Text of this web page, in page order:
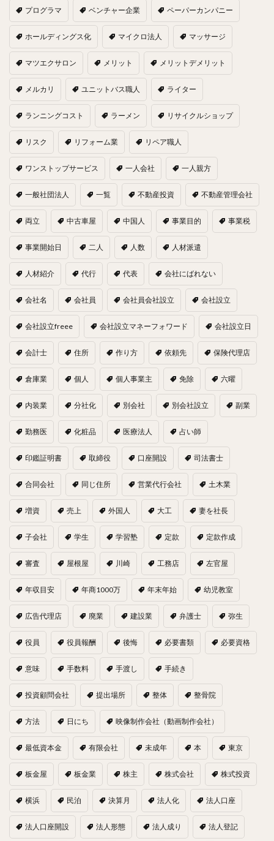
プログラマ ベンチャー企業 ペーパーカンパニー
ホールディングス化 マイクロ法人 マッサージ
マツエクサロン メリット メリットデメリット
メルカリ ユニットバス職人 ライター
ランニングコスト ラーメン リサイクルショップ
リスク リフォーム業 リペア職人
ワンストップサービス 一人会社 一人親方
一般社団法人 一覧 不動産投資 不動産管理会社
両立 中古車屋 中国人 事業目的 事業税
事業開始日 二人 人数 人材派遣
人材紹介 代行 代表 会社にばれない
会社名 会社員 会社員会社設立 会社設立
会社設立freee 会社設立マネーフォワード 会社設立日
会計士 住所 作り方 依頼先 保険代理店
倉庫業 個人 個人事業主 免除 六曜
内装業 分社化 別会社 別会社設立 副業
勤務医 化粧品 医療法人 占い師
印鑑証明書 取締役 口座開設 司法書士
合同会社 同じ住所 営業代行会社 土木業
増資 売上 外国人 大工 妻を社長
子会社 学生 学習塾 定款 定款作成
審査 屋根屋 川崎 工務店 左官屋
年収目安 年商1000万 年末年始 幼児教室
広告代理店 廃業 建設業 弁護士 弥生
役員 役員報酬 後悔 必要書類 必要資格
意味 手数料 手渡し 手続き
投資顧問会社 提出場所 整体 整骨院
方法 日にち 映像制作会社（動画制作会社）
最低資本金 有限会社 未成年 本 東京
板金屋 板金業 株主 株式会社 株式投資
横浜 民泊 決算月 法人化 法人口座
法人口座開設 法人形態 法人成り 法人登記